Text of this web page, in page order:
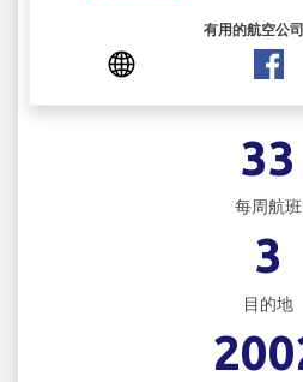
有用的航空公
33
每周航班
3
目的地